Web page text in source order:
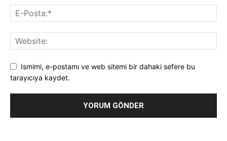
Ismimi, e-postamı ve web sitemi bir dahaki sefere bu
tarayıcıya kaydet.